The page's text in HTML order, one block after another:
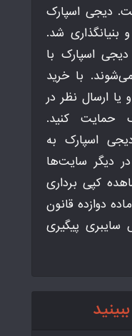
دیجی اسپارک
شد.
اسپارک با
با خرید
یا ارسال نظر در
حمایت کنید.
اسپارک به
دیگر سایت‌ها
کپی برداری
دوازده قانون
سایبری پیگیری